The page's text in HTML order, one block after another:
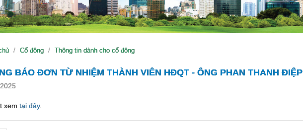
Cổ đông Thông tin dành cho cổ đông
BÁO ĐƠN TỪ NHIỆM THÀNH VIÊN HĐQT - ÔNG PHAN THANH ĐIỆP
xem tại đây.